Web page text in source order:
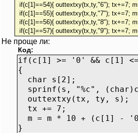
if(c[1]==54){ outtextxy(tx,ty,"6"); tx+=7;
if(c[1]==55){ outtextxy(tx,ty,"7"); tx+=7;
if(c[1]==56){ outtextxy(tx,ty,"8"); tx+=7;
if(c[1]==57){ outtextxy(tx,ty,"9"); tx+=7;
Не проще ли:
Код:
if(c[1] >= '0' && c[1]
{
char s[2];
sprinf(s, "%c",
outtextxy(tx, ty, s);
tx += 7;
m = m * 10 + (c[1] -
}